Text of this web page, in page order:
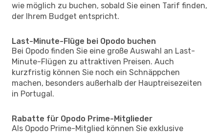
wie möglich zu buchen, sobald Sie einen Tarif finden,
der Ihrem Budget entspricht.
Last-Minute-Flüge bei Opodo buchen
Bei Opodo finden Sie eine große Auswahl an Last-
Minute-Flügen zu attraktiven Preisen. Auch
kurzfristig können Sie noch ein Schnäppchen
machen, besonders außerhalb der Hauptreisezeiten
in Portugal.
Rabatte für Opodo Prime-Mitglieder
Als Opodo Prime-Mitglied können Sie exklusive